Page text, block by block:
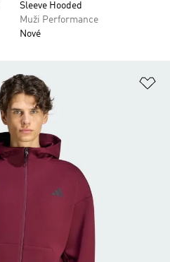
Sleeve Hooded
Muži Performance
Nové